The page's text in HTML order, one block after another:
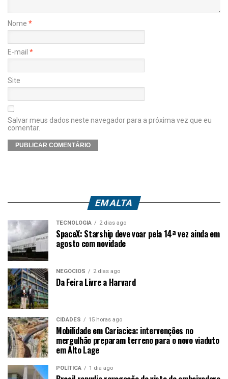
Nome *
E-mail *
Site
Salvar meus dados neste navegador para a próxima vez que eu
comentar.
EM ALTA
TECNOLOGIA 2 dias ago
SpaceX: Starship deve voar pela 14ª vez ainda em
agosto com novidade
NEGÓCIOS 2 dias ago
Da Feira Livre a Harvard
CIDADES 15 horas ago
Mobilidade em Cariacica: intervenções no
mergulhão preparam terreno para o novo viaduto
em Alto Lage
POLÍTICA 1 dia ago